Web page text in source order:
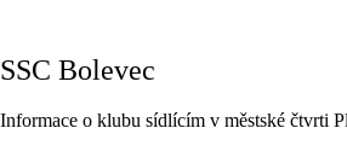
SSC Bolevec
Informace o klubu sídlícím v městské čtvrti